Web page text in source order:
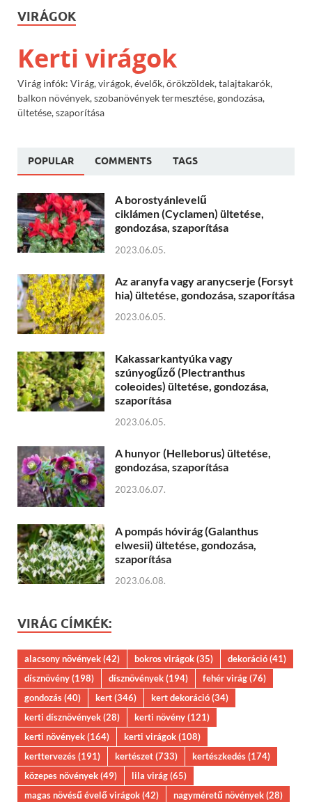
VIRÁGOK
Kerti virágok
Virág infók: Virág, virágok, évelők, örökzöldek, talajtakarók,
balkon növények, szobanövények termesztése, gondozása,
ültetése, szaporítása
POPULAR COMMENTS TAGS
A borostyánlevelű
ciklámen (Cyclamen) ültetése,
gondozása, szaporítása
2023.06.05.
Az aranyfa vagy aranycserje (Forsyt
hia) ültetése, gondozása, szaporítása
2023.06.05.
Kakassarkantyúka vagy
szúnyogűző (Plectranthus
coleoides) ültetése, gondozása,
szaporítása
2023.06.05.
A hunyor (Helleborus) ültetése,
gondozása, szaporítása
2023.06.07.
A pompás hóvirág (Galanthus
elwesii) ültetése, gondozása,
szaporítása
2023.06.08.
VIRÁG CÍMKÉK:
alacsony növények(42) bokros virágok(35) dekoráció(41)
dísznövény(198) dísznövények(194) fehér virág(76)
gondozás(40) kert(346) kert dekoráció(34)
kerti dísznövények(28) kerti növény(121)
kerti növények(164) kerti virágok(108)
kerttervezés(191) kertészet(733) kertészkedés(174)
közepes növények(49) lila virág(65)
magas növésű évelő virágok(42) nagyméretű növények(28)